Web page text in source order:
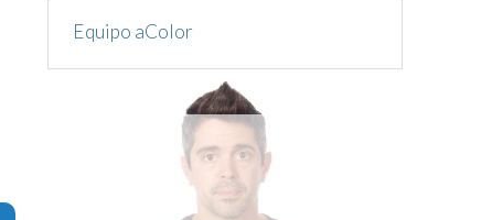
Equipo aColor